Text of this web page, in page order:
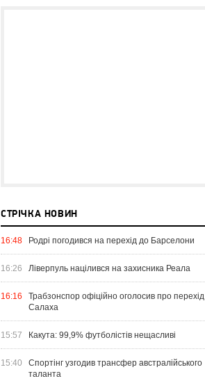
СТРІЧКА НОВИН
16:48 Родрі погодився на перехід до Барселони
16:26 Ліверпуль націлився на захисника Реала
16:16
Трабзонспор офіційно оголосив про перехід
Салаха
15:57 Какута: 99,9% футболістів нещасливі
15:40
Спортінг узгодив трансфер австралійського
таланта